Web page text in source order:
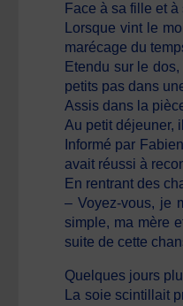
Face à sa fille et
Lorsque vint le
marécage du
Etendu sur le
petits pas dans
Assis dans la
Au petit déjeuner,
Informé par
avait réussi à
En rentrant des
– Voyez-vous, je
simple, ma mère
suite de cette
Quelques jours
La soie scintillait